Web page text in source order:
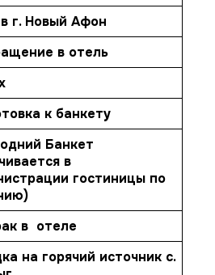
г. Новый Афон
в отель
к банкету
Банкет
в
гостиницы по
в отеле
на горячий источник с.